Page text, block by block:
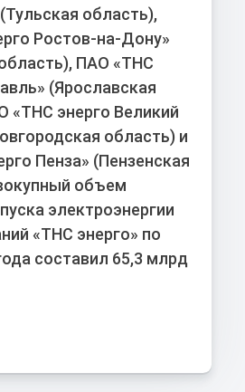
область),
Ростов-на-Дону»
ПАО «ТНС
(Ярославская
«ТНС энерго Великий
область) и
Пенза» (Пензенская
объем
электроэнергии
«ТНС энерго» по
составил 65,3 млрд